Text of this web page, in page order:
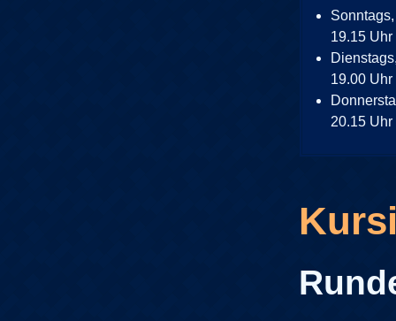
Sonntags,
19.15 Uhr
19.00 Uhr
20.15 Uhr